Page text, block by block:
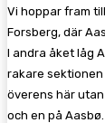
Vi hoppar fram
Forsberg, där
I andra åket låg
rakare sektionen
överens här
och en på